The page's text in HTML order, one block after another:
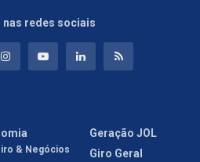
nas redes sociais
& Negócios
Geração JOL
Giro Geral